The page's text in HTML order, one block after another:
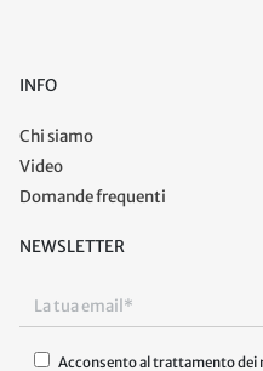
INFO
Chi siamo
Video
Domande frequenti
NEWSLETTER
Acconsento al trattamento dei